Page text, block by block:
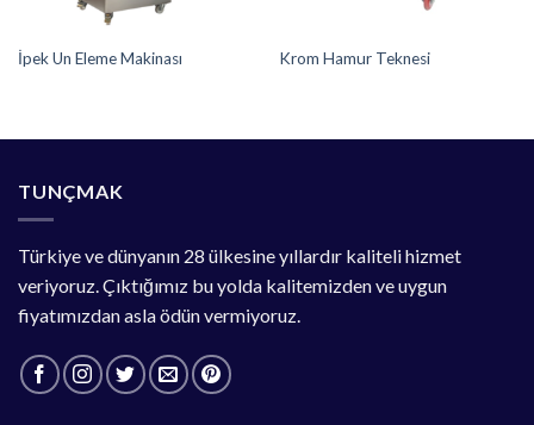
İpek Un Eleme Makinası Krom Hamur Teknesi
TUNÇMAK
Türkiye ve dünyanın 28 ülkesine yıllardır kaliteli hizmet
veriyoruz. Çıktığımız bu yolda kalitemizden ve uygun
fiyatımızdan asla ödün vermiyoruz.